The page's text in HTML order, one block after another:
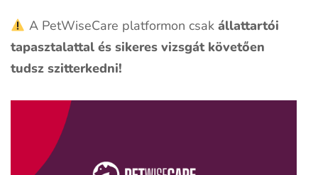
A PetWiseCare platformon csak állattartói
tapasztalattal és sikeres vizsgát követően
tudsz szitterkedni!